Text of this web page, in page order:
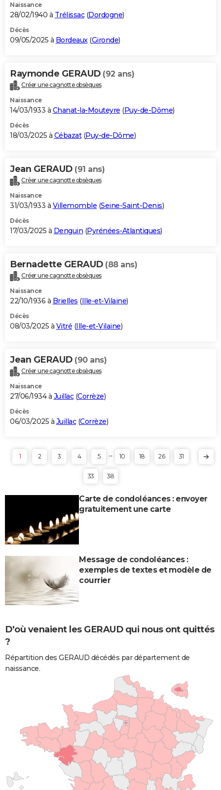
Naissance
28/02/1940 à Trélissac(Dordogne)
Décès
09/05/2025 à Bordeaux(Gironde)
Raymonde GERAUD (92 ans)
Créer une cagnotte obsèques
Naissance
14/03/1933 à Chanat-la-Mouteyre (Puy-de-Dôme)
Décès
18/03/2025 à Cébazat(Puy-de-Dôme)
Jean GERAUD (91 ans)
Créer une cagnotte obsèques
Naissance
31/03/1933 à Villemomble (Seine-Saint-Denis)
Décès
17/03/2025 à Denguin (Pyrénées-Atlantiques)
Bernadette GERAUD (88 ans)
Créer une cagnotte obsèques
Naissance
22/10/1936 à Brielles (Ille-et-Vilaine)
Décès
08/03/2025 à Vitré (Ille-et-Vilaine)
Jean GERAUD (90 ans)
Créer une cagnotte obsèques
Naissance
27/06/1934 à Juillac(Corrèze)
Décès
06/03/2025 à Juillac(Corrèze)
1 2 3 4 5 ... 10 18 26 31
33 38
Carte de condoléances : envoyer
gratuitement une carte
Message de condoléances :
exemples de textes et modèle de
courrier
D'où venaient les GERAUD qui nous ont quittés
?
Répartition des GERAUD décédés par département de
naissance.